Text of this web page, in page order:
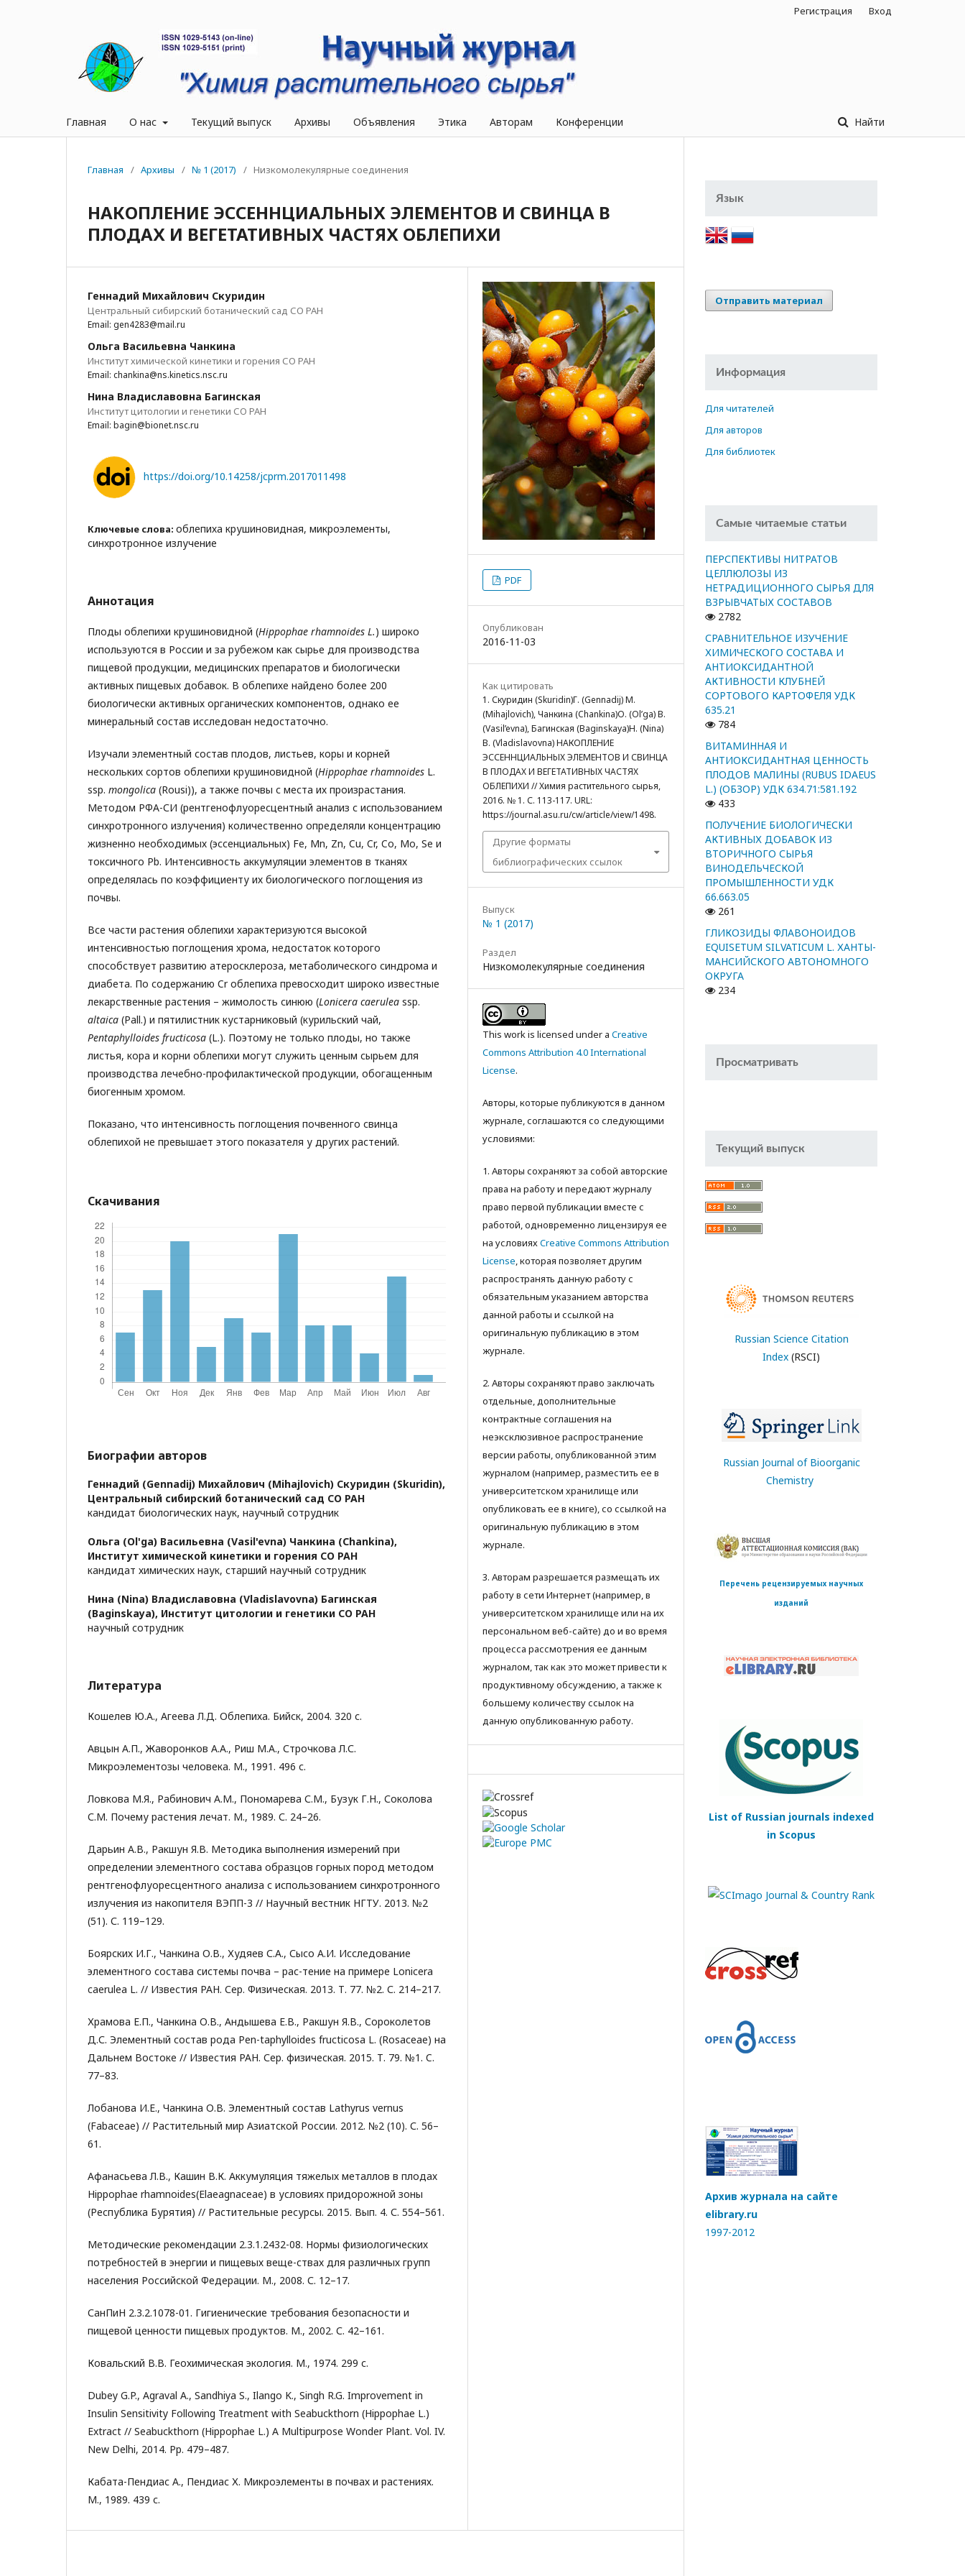
Главная О нас Текущий выпуск Архивы Объявления Этика Авторам Конференции Найти
Регистрация Вход
Главная / Архивы / № 1 (2017) / Низкомолекулярные соединения
НАКОПЛЕНИЕ ЭССЕННЦИАЛЬНЫХ ЭЛЕМЕНТОВ И СВИНЦА В
ПЛОДАХ И ВЕГЕТАТИВНЫХ ЧАСТЯХ ОБЛЕПИХИ
Геннадий Михайлович Скуридин
Центральный сибирский ботанический сад СО РАН
Email: gen4283@mail.ru
Ольга Васильевна Чанкина
Институт химической кинетики и горения СО РАН
Email: chankina@ns.kinetics.nsc.ru
Нина Владиславовна Багинская
Институт цитологии и генетики СО РАН
Email: bagin@bionet.nsc.ru
https://doi.org/10.14258/jcprm.2017011498
Ключевые слова: облепиха крушиновидная, микроэлементы,
синхротронное излучение
Аннотация
Плоды облепихи крушиновидной (Hippophae rhamnoides L.) широко
используются в России и за рубежом как сырье для производства
пищевой продукции, медицинских препаратов и биологически
активных пищевых добавок. В облепихе найдено более 200
биологически активных органических компонентов, однако ее
минеральный состав исследован недостаточно.
Изучали элементный состав плодов, листьев, коры и корней
нескольких сортов облепихи крушиновидной (Hippophae rhamnoides L.
ssp. mongolica (Rousi)), а также почвы с места их произрастания.
Методом РФА-СИ (рентгенофлуоресцентный анализ с использованием
синхротронного излучения) количественно определяли концентрацию
жизненно необходимых (эссенциальных) Fe, Mn, Zn, Cu, Cr, Co, Mo, Se и
токсичного Pb. Интенсивность аккумуляции элементов в тканях
определялась по коэффициенту их биологического поглощения из
почвы.
Все части растения облепихи характеризуются высокой
интенсивностью поглощения хрома, недостаток которого
способствует развитию атеросклероза, метаболического синдрома и
диабета. По содержанию Cr облепиха превосходит широко известные
лекарственные растения – жимолость синюю (Lonicera caerulea ssp.
altaica (Pall.) и пятилистник кустарниковый (курильский чай,
Pentaphylloides fructicosa (L.). Поэтому не только плоды, но также
листья, кора и корни облепихи могут служить ценным сырьем для
производства лечебно-профилактической продукции, обогащенным
биогенным хромом.
Показано, что интенсивность поглощения почвенного свинца
облепихой не превышает этого показателя у других растений.
Скачивания
Биографии авторов
Геннадий (Gennadij) Михайлович (Mihajlovich) Скуридин (Skuridin),
Центральный сибирский ботанический сад СО РАН
кандидат биологических наук, научный сотрудник
Ольга (Ol'ga) Васильевна (Vasil'evna) Чанкина (Chankina),
Институт химической кинетики и горения СО РАН
кандидат химических наук, старший научный сотрудник
Нина (Nina) Владиславовна (Vladislavovna) Багинская
(Baginskaya), Институт цитологии и генетики СО РАН
научный сотрудник
Литература
Кошелев Ю.А., Агеева Л.Д. Облепиха. Бийск, 2004. 320 с.
Авцын А.П., Жаворонков А.А., Риш М.А., Строчкова Л.С.
Микроэлементозы человека. М., 1991. 496 с.
Ловкова М.Я., Рабинович А.М., Пономарева С.М., Бузук Г.Н., Соколова
С.М. Почему растения лечат. М., 1989. С. 24–26.
Дарьин А.В., Ракшун Я.В. Методика выполнения измерений при
определении элементного состава образцов горных пород методом
рентгенофлуоресцентного анализа с использованием синхротронного
излучения из накопителя ВЭПП-3 // Научный вестник НГТУ. 2013. №2
(51). С. 119–129.
Боярских И.Г., Чанкина О.В., Худяев С.А., Сысо А.И. Исследование
элементного состава системы почва – рас-тение на примере Lonicera
caerulea L. // Известия РАН. Сер. Физическая. 2013. Т. 77. №2. С. 214–217.
Храмова Е.П., Чанкина О.В., Андышева Е.В., Ракшун Я.В., Сороколетов
Д.С. Элементный состав рода Pen-taphylloides fructicosa L. (Rosaceae) на
Дальнем Востоке // Известия РАН. Сер. физическая. 2015. Т. 79. №1. C.
77–83.
Лобанова И.Е., Чанкина О.В. Элементный состав Lathyrus vernus
(Fabaceae) // Растительный мир Азиатской России. 2012. №2 (10). С. 56–
61.
Афанасьева Л.В., Кашин В.К. Аккумуляция тяжелых металлов в плодах
Hippophae rhamnoides(Elaeagnaceae) в условиях придорожной зоны
(Республика Бурятия) // Растительные ресурсы. 2015. Вып. 4. С. 554–561.
Методические рекомендации 2.3.1.2432-08. Нормы физиологических
потребностей в энергии и пищевых веще-ствах для различных групп
населения Российской Федерации. М., 2008. С. 12–17.
СанПиН 2.3.2.1078-01. Гигиенические требования безопасности и
пищевой ценности пищевых продуктов. М., 2002. С. 42–161.
Ковальский В.В. Геохимическая экология. М., 1974. 299 с.
Dubey G.P., Agraval A., Sandhiya S., Ilango K., Singh R.G. Improvement in
Insulin Sensitivity Following Treatment with Seabuckthorn (Hippophae L.)
Extract // Seabuckthorn (Hippophae L.) A Multipurpose Wonder Plant. Vol. IV.
New Delhi, 2014. Pp. 479–487.
Кабата-Пендиас А., Пендиас Х. Микроэлементы в почвах и растениях.
М., 1989. 439 с.
PDF
Опубликован
2016-11-03
Как цитировать
1. Скуридин (Skuridin)Г. (Gennadij) М.
(Mihajlovich), Чанкина (Chankina)О. (Ol’ga) В.
(Vasil’evna), Багинская (Baginskaya)Н. (Nina)
В. (Vladislavovna) НАКОПЛЕНИЕ
ЭССЕННЦИАЛЬНЫХ ЭЛЕМЕНТОВ И СВИНЦА
В ПЛОДАХ И ВЕГЕТАТИВНЫХ ЧАСТЯХ
ОБЛЕПИХИ // Химия растительного сырья,
2016. № 1. С. 113-117. URL:
https://journal.asu.ru/cw/article/view/1498.
Другие форматы
библиографических ссылок
Выпуск
№ 1 (2017)
Раздел
Низкомолекулярные соединения
This work is licensed under a Creative
Commons Attribution 4.0 International
License.
Авторы, которые публикуются в данном
журнале, соглашаются со следующими
условиями:
1. Авторы сохраняют за собой авторские
права на работу и передают журналу
право первой публикации вместе с
работой, одновременно лицензируя ее
на условияхCreative Commons Attribution
License, которая позволяет другим
распространять данную работу с
обязательным указанием авторства
данной работы и ссылкой на
оригинальную публикацию в этом
журнале.
2. Авторы сохраняют право заключать
отдельные, дополнительные
контрактные соглашения на
неэксклюзивное распространение
версии работы, опубликованной этим
журналом (например, разместить ее в
университетском хранилище или
опубликовать ее в книге), со ссылкой на
оригинальную публикацию в этом
журнале.
3. Авторам разрешается размещать их
работу в сети Интернет (например, в
университетском хранилище или на их
персональном веб-сайте) до и во время
процесса рассмотрения ее данным
журналом, так как это может привести к
продуктивному обсуждению, а также к
большему количеству ссылок на
данную опубликованную работу.
Язык
Отправить материал
Информация
Для читателей
Для авторов
Для библиотек
Самые читаемые статьи
ПЕРСПЕКТИВЫ НИТРАТОВ
ЦЕЛЛЮЛОЗЫ ИЗ
НЕТРАДИЦИОННОГО СЫРЬЯ ДЛЯ
ВЗРЫВЧАТЫХ СОСТАВОВ
2782
СРАВНИТЕЛЬНОЕ ИЗУЧЕНИЕ
ХИМИЧЕСКОГО СОСТАВА И
АНТИОКСИДАНТНОЙ
АКТИВНОСТИ КЛУБНЕЙ
СОРТОВОГО КАРТОФЕЛЯ УДК
635.21
784
ВИТАМИННАЯ И
АНТИОКСИДАНТНАЯ ЦЕННОСТЬ
ПЛОДОВ МАЛИНЫ (RUBUS IDAEUS
L.) (ОБЗОР) УДК 634.71:581.192
433
ПОЛУЧЕНИЕ БИОЛОГИЧЕСКИ
АКТИВНЫХ ДОБАВОК ИЗ
ВТОРИЧНОГО СЫРЬЯ
ВИНОДЕЛЬЧЕСКОЙ
ПРОМЫШЛЕННОСТИ УДК
66.663.05
261
ГЛИКОЗИДЫ ФЛАВОНОИДОВ
EQUISETUM SILVATICUM L. ХАНТЫ-
МАНСИЙСКОГО АВТОНОМНОГО
ОКРУГА
234
Просматривать
Текущий выпуск
Russian Science Citation
Index (RSCI)
Russian Journal of Bioorganic
Chemistry
Перечень рецензируемых научных
изданий
List of Russian journals indexed
in Scopus
Архив журнала на сайте
elibrary.ru
1997-2012